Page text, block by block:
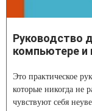
Руководство
компьютере и
Это практическое
которые никогда не
чувствуют себя